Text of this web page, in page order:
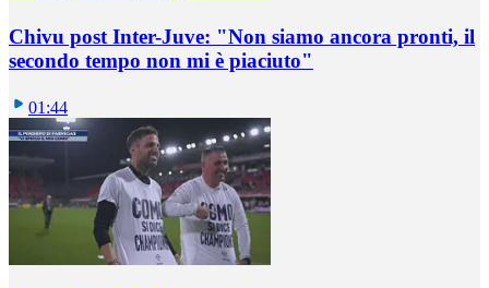
Chivu post Inter-Juve: "Non siamo ancora pronti, il
secondo tempo non mi è piaciuto"
01:44